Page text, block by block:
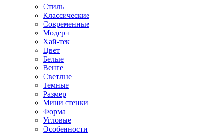
Стиль
Классические
Современные
Модерн
Хай-тек
Цвет
Белые
Венге
Светлые
Темные
Размер
Мини стенки
Форма
Угловые
Особенности